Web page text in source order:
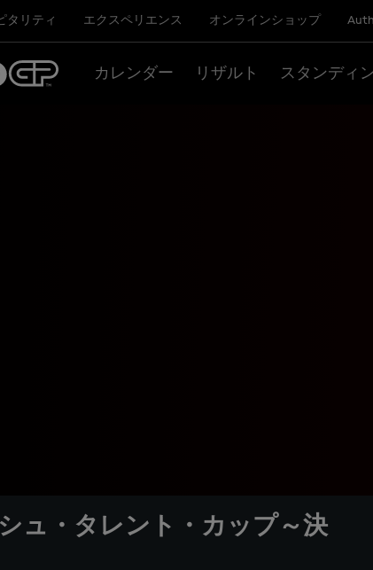
タリティ エクスペリエンス オンラインショップ
カレンダー リザルト スタンディ
ュ・タレント・カップ～決